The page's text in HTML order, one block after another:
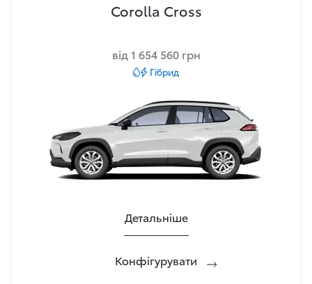
Corolla Cross
від 1 654 560 грн
Гібрид
Детальніше
Конфігурувати